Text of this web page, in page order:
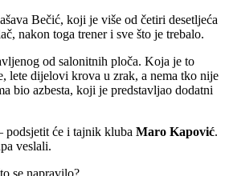
Bečić, koji je više od četiri desetljeća
nakon toga trener i sve što je trebalo.
od salonitnih ploča. Koja je to
lete dijelovi krova u zrak, a nema tko nije
bio azbesta, koji je predstavljao dodatni
podsjetit će i tajnik kluba Maro Kapović.
veslali.
se napravilo?